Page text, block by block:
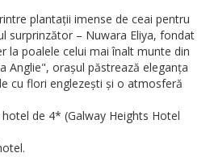
plantații imense de ceai pentru
surprinzător – Nuwara Eliya, fondat
la poalele celui mai înalt munte din
Anglie", orașul păstrează eleganța
cu flori englezești și o atmosferă
hotel de 4* (Galway Heights Hotel